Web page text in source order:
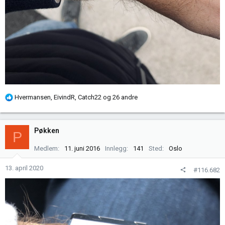
R
k
s
n
e
Hvermansen, EivindR, Catch22 og 26 andre
P Pøkken
Medlem 11. juni 2016 Innlegg 141 Sted Oslo
13. april 2020 #116.682